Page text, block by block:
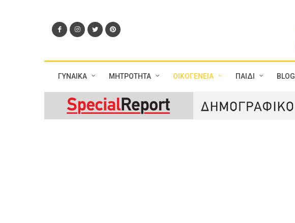
ΓΥΝΑΙΚΑ ΜΗΤΡΟΤΗΤΑ ΟΙΚΟΓΕΝΕΙΑ ΠΑΙΔΙ